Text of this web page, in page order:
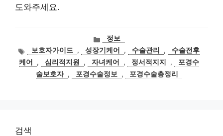
도와주세요.
카
테
고
리
정보
태
그
보호자가이드 , 성장기케어 , 수술관리 ,
수술전후
케어
, 심리적지원 , 자녀케어 , 정서적지지 ,
포경수
술보호자 , 포경수술정보 , 포경수술총정리
검색